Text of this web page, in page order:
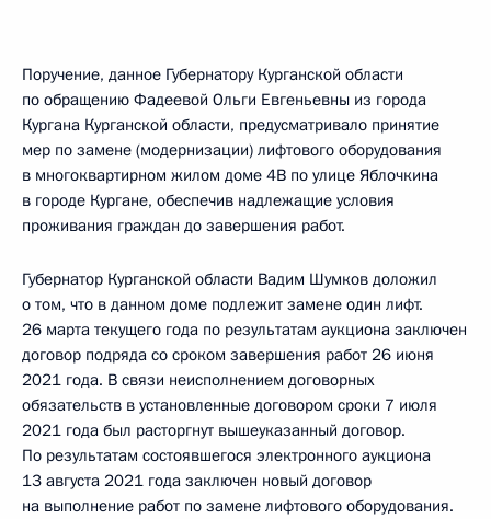
Поручение, данное Губернатору Курганской области
по обращению Фадеевой Ольги Евгеньевны из города
Кургана Курганской области, предусматривало принятие
мер по замене (модернизации) лифтового оборудования
в многоквартирном жилом доме 4В по улице Яблочкина
в городе Кургане, обеспечив надлежащие условия
проживания граждан до завершения работ.
Губернатор Курганской области Вадим Шумков доложил
о том, что в данном доме подлежит замене один лифт.
26 марта текущего года по результатам аукциона заключен
договор подряда со сроком завершения работ 26 июня
2021 года. В связи неисполнением договорных
обязательств в установленные договором сроки 7 июля
2021 года был расторгнут вышеуказанный договор.
По результатам состоявшегося электронного аукциона
13 августа 2021 года заключен новый договор
на выполнение работ по замене лифтового оборудования.